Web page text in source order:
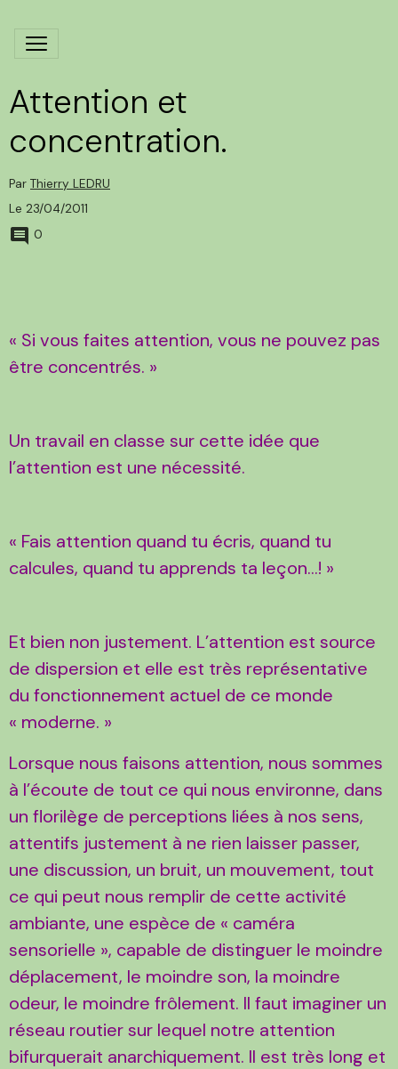
Attention et
concentration.
Par Thierry LEDRU
Le 23/04/2011
0
« Si vous faites attention, vous ne pouvez pas
être concentrés. »
Un travail en classe sur cette idée que
l’attention est une nécessité.
« Fais attention quand tu écris, quand tu
calcules, quand tu apprends ta leçon…! »
Et bien non justement. L’attention est source
de dispersion et elle est très représentative
du fonctionnement actuel de ce monde
« moderne. »
Lorsque nous faisons attention, nous sommes
à l’écoute de tout ce qui nous environne, dans
un florilège de perceptions liées à nos sens,
attentifs justement à ne rien laisser passer,
une discussion, un bruit, un mouvement, tout
ce qui peut nous remplir de cette activité
ambiante, une espèce de « caméra
sensorielle », capable de distinguer le moindre
déplacement, le moindre son, la moindre
odeur, le moindre frôlement. Il faut imaginer un
réseau routier sur lequel notre attention
bifurquerait anarchiquement. Il est très long et